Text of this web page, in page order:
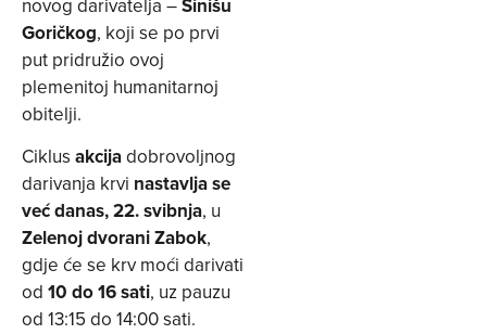
Goričkog, koji se po prvi
put pridružio ovoj
plemenitoj humanitarnoj
obitelji.
Ciklus akcijadobrovoljnog
darivanja krvi nastavlja se
već danas, 22. svibnja, u
Zelenoj dvorani Zabok,
gdje će se krv moći darivati
od 10 do 16 sati, uz pauzu
od 13:15 do 14:00 sati.